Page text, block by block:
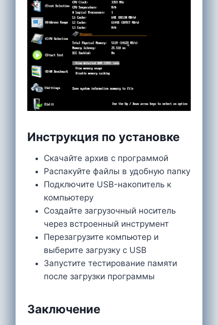
Инструкция по установке
Скачайте архив с программой
Распакуйте файлы в удобную папку
Подключите USB-накопитель к
компьютеру
Создайте загрузочный носитель
через встроенный инструмент
Перезагрузите компьютер и
выберите загрузку с USB
Запустите тестирование памяти
после загрузки программы
Заключение